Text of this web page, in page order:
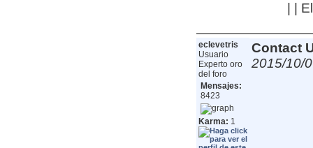
| |
eclevetris
Usuario
Experto oro
del foro
Mensajes:
8423
Karma: 1
Contact
2015/10/